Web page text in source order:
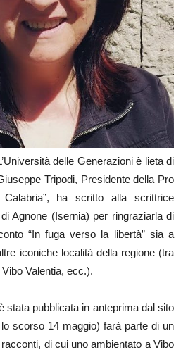
delle Generazioni è lieta di
Tripodi, Presidente della Pro
ha scritto alla scrittrice
Agnone (Isernia) per ringraziarla di
“In fuga verso la libertà” sia a
iconiche località della regione (tra
Valentia, ecc.).
stata pubblicata in anteprima dal sito
lo scorso 14 maggio) farà parte di un
di cui uno ambientato a Vibo